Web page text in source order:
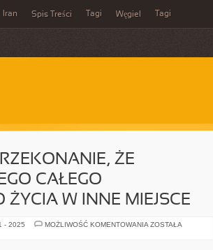
Iran Spis Treści Tagi Węgiel Tagi
ŻE
CAŁEGO
ŻYCIA W INNE MIEJSCE
- 2025 MOŻLIWOŚĆ KOMENTOWANIA POWSZECHNE
ZOSTAŁA